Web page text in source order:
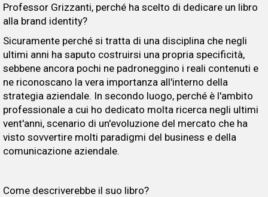
Professor Grizzanti, perché ha scelto di dedicare un libro
alla brand identity?
Sicuramente perché si tratta di una disciplina che negli
ultimi anni ha saputo costruirsi una propria specificità,
sebbene ancora pochi ne padroneggino i reali contenuti e
ne riconoscano la vera importanza all'interno della
strategia aziendale. In secondo luogo, perché è l'ambito
professionale a cui ho dedicato molta ricerca negli ultimi
vent'anni, scenario di un'evoluzione del mercato che ha
visto sovvertire molti paradigmi del business e della
comunicazione aziendale.
Come descriverebbe il suo libro?